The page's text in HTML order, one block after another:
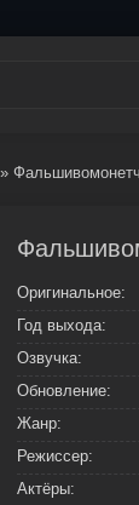
»
Оригинальное:
Год выхода:
Озвучка:
Обновление:
Жанр:
Режиссер:
Актёры: